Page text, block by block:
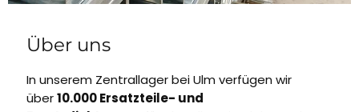
Über uns
In unserem Zentrallager bei Ulm verfügen wir
über10.000 Ersatzteile- und